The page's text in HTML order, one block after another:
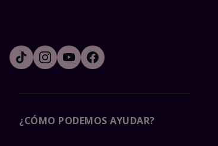
¿CÓMO PODEMOS AYUDAR?